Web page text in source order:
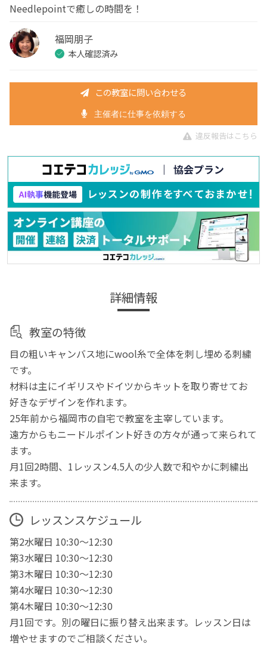
Needlepointで癒しの時間を！
福岡朋子
本人確認済み
この教室に問い合わせる
主催者に仕事を依頼する
違反報告はこちら
詳細情報
教室の特徴
目の粗いキャンバス地にwool糸で全体を刺し埋める刺繍
です。
材料は主にイギリスやドイツからキットを取り寄せてお
好きなデザインを作れます。
25年前から福岡市の自宅で教室を主宰しています。
遠方からもニードルポイント好きの方々が通って来られて
ます。
月1回2時間、1レッスン4.5人の少人数で和やかに刺繍出
来ます。
レッスンスケジュール
第2水曜日 10:30〜12:30
第3水曜日 10:30〜12:30
第3木曜日 10:30〜12:30
第4水曜日 10:30〜12:30
第4木曜日 10:30〜12:30
月1回です。別の曜日に振り替え出来ます。レッスン日は
増やせますのでご相談ください。